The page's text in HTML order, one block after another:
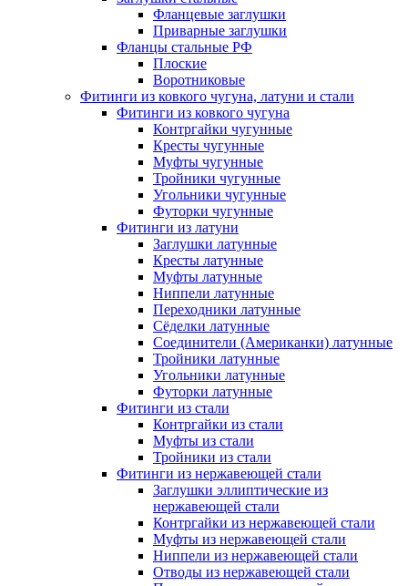
Фланцевые заглушки
Приварные заглушки
Фланцы стальные РФ
Плоские
Воротниковые
Фитинги из ковкого чугуна, латуни и стали
Фитинги из ковкого чугуна
Контргайки чугунные
Кресты чугунные
Муфты чугунные
Тройники чугунные
Угольники чугунные
Футорки чугунные
Фитинги из латуни
Заглушки латунные
Кресты латунные
Муфты латунные
Ниппели латунные
Переходники латунные
Сёделки латунные
Соединители (Американки) латунные
Тройники латунные
Угольники латунные
Футорки латунные
Фитинги из стали
Контргайки из стали
Муфты из стали
Тройники из стали
Фитинги из нержавеющей стали
Заглушки эллиптические из
нержавеющей стали
Контргайки из нержавеющей стали
Муфты из нержавеющей стали
Ниппели из нержавеющей стали
Отводы из нержавеющей стали